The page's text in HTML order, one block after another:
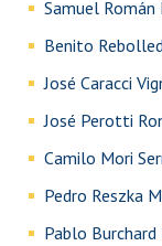
Samuel Román
Benito
José Caracci
José Perotti
Camilo Mori
Pedro Reszka
Pablo Burchard